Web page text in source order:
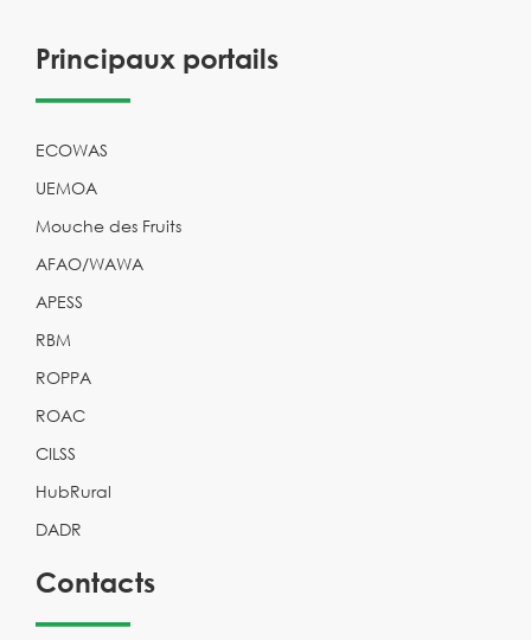
Principaux portails
ECOWAS
UEMOA
Mouche des Fruits
AFAO/WAWA
APESS
RBM
ROPPA
ROAC
CILSS
HubRural
DADR
Contacts